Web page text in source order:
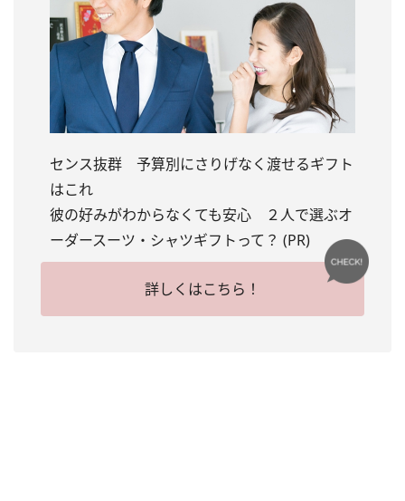
センス抜群 予算別にさりげなく渡せるギフト
はこれ
彼の好みがわからなくても安心 ２人で選ぶオ
ーダースーツ・シャツギフトって？ (PR)
詳しくはこちら！